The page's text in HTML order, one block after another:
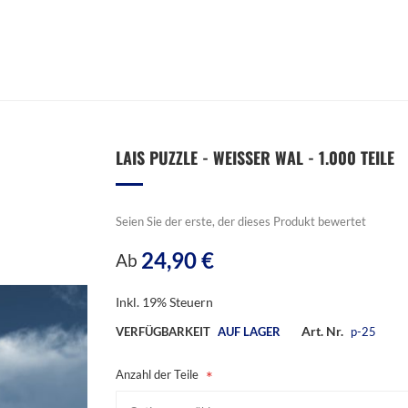
LAIS PUZZLE - WEISSER WAL - 1.000 TEILE
Seien Sie der erste, der dieses Produkt bewertet
Ab 24,90 €
Inkl. 19% Steuern
VERFÜGBARKEIT AUF LAGER Art. Nr. p-25
Anzahl der Teile